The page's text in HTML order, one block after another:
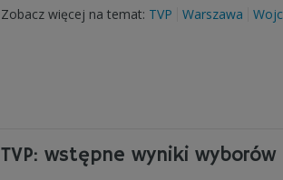
Zobacz więcej na temat: TVP Warszawa
TVP: wstępne wyniki wyborów